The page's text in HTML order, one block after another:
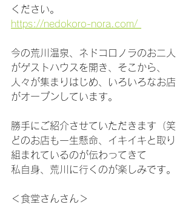
ください。
https://nedokoro-nora.com/
今の荒川温泉、ネドコロノラのお二人
がゲストハウスを開き、そこから、
人々が集まりはじめ、いろいろなお店
がオープンしています。
勝手にご紹介させていただきます（笑
どのお店も一生懸命、イキイキと取り
組まれているのが伝わってきて
私自身、荒川に行くのが楽しみです。
＜食堂さんさん＞